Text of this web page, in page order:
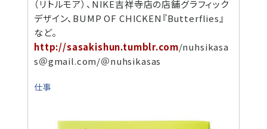
（リトルモア）、NIKE吉祥寺店の店舗グラフィック
デザイン、BUMP OF CHICKEN『Butterflies』
など。
http://sasakishun.tumblr.com/nuhsikasa
s＠gmail.com/＠nuhsikasas
仕事